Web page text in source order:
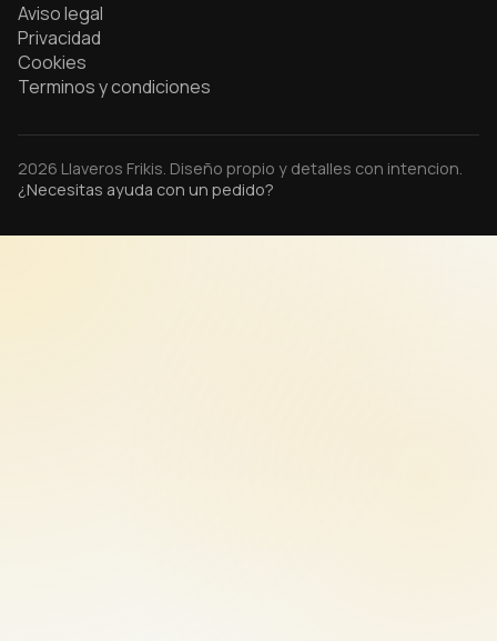
Aviso legal
Privacidad
Cookies
Terminos y condiciones
2026 Llaveros Frikis. Diseño propio y detalles con intencion.
¿Necesitas ayuda con un pedido?